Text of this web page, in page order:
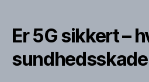
Er 5G sikkert –